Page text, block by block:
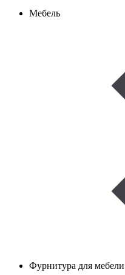
Мебель
Фурнитура для мебели